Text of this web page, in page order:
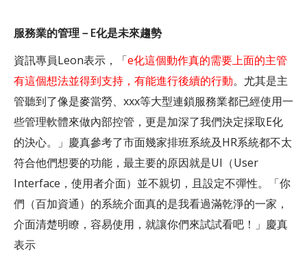
服務業的管理－E化是未來趨勢
資訊專員Leon表示，「e化這個動作真的需要上面的主管
有這個想法並得到支持，有能進行後續的行動。尤其是主
管聽到了像是麥當勞、xxx等大型連鎖服務業都已經使用一
些管理軟體來做內部控管，更是加深了我們決定採取E化
的決心。」慶真參考了市面幾家排班系統及HR系統都不太
符合他們想要的功能，最主要的原因就是UI（User
Interface，使用者介面）並不親切，且設定不彈性。「你
們（百加資通）的系統介面真的是我看過滿乾淨的一家，
介面清楚明瞭，容易使用，就讓你們來試試看吧！」慶真
表示